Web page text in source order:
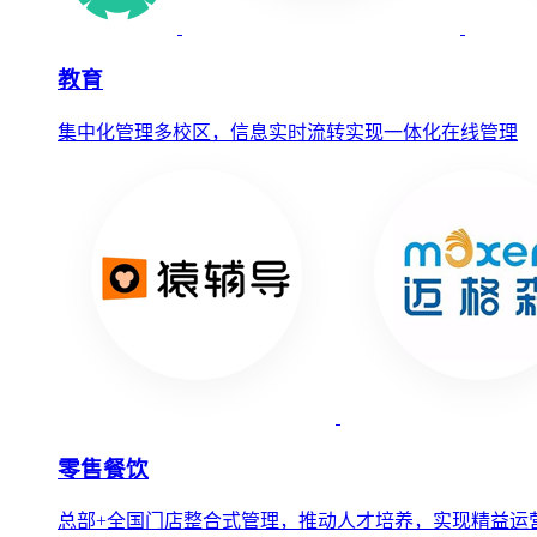
教育
集中化管理多校区，信息实时流转实现一体化在线管理
零售餐饮
总部+全国门店整合式管理，推动人才培养，实现精益运